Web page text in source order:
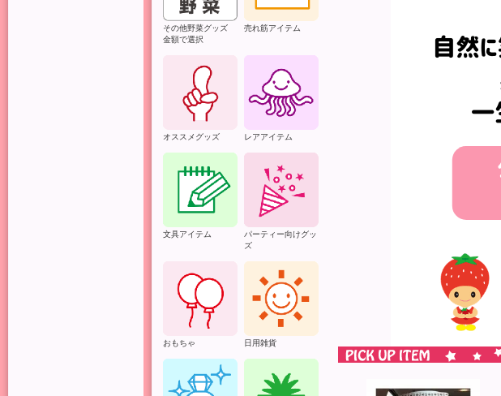
その他野菜グッズ
金額で選択
売れ筋アイテム
オススメグッズ レアアイテム
文具アイテム
パーティー向けグッ
ズ
おもちゃ 日用雑貨